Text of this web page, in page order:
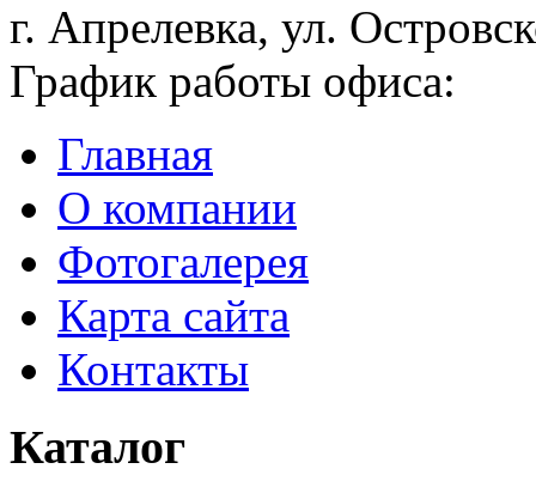
г. Апрелевка, ул.
График работы офиса:
Главная
О компании
Фотогалерея
Карта сайта
Контакты
Каталог